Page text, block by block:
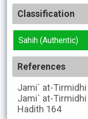
Classification
Sahih (Authentic)
References
Jami` at-Tirmidhi
Jami` at-Tirmidhi
Hadith 164